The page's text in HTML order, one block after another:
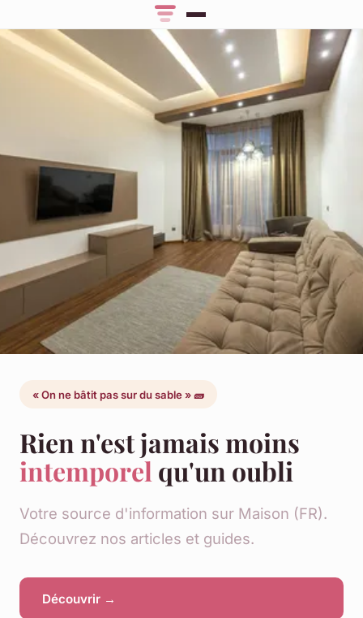
« On ne bâtit pas sur du sable » 🧱
Rien n'est jamais moins
intemporel qu'un oubli
Votre source d'information sur Maison (FR).
Découvrez nos articles et guides.
Découvrir →